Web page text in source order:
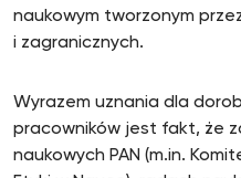
naukowym tworzonym
i zagranicznych.
Wyrazem uznania dla
pracowników jest fakt, że
naukowych PAN (m.in.